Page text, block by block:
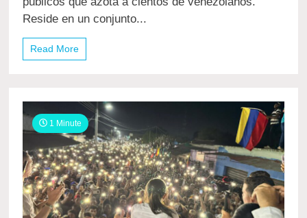
la
Reside en un conjunto...
Read More
1 Minute